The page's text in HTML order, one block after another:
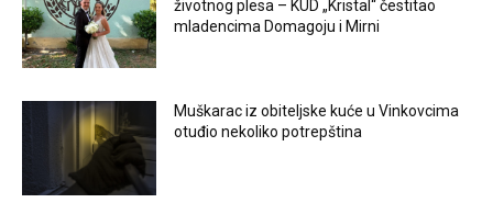
životnog plesa – KUD „Kristal“ čestitao
mladencima Domagoju i Mirni
Muškarac iz obiteljske kuće u Vinkovcima
otuđio nekoliko potrepština